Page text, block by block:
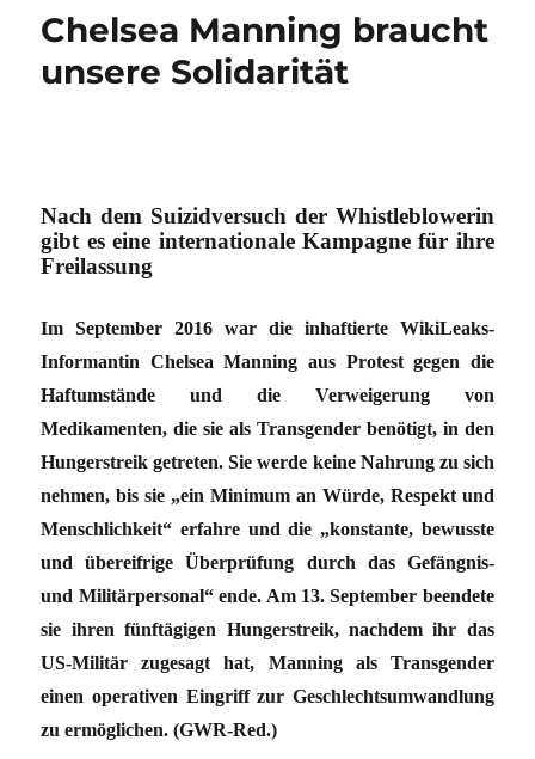
Chelsea Manning braucht
unsere Solidarität
Nach dem Suizidversuch der Whistleblowerin
gibt es eine internationale Kampagne für ihre
Freilassung
Im September 2016 war die inhaftierte WikiLeaks-
Informantin Chelsea Manning aus Protest gegen die
Haftumstände und die Verweigerung von
Medikamenten, die sie als Transgender benötigt, in den
Hungerstreik getreten. Sie werde keine Nahrung zu sich
nehmen, bis sie „ein Minimum an Würde, Respekt und
Menschlichkeit“ erfahre und die „konstante, bewusste
und übereifrige Überprüfung durch das Gefängnis-
und Militärpersonal“ ende. Am 13. September beendete
sie ihren fünftägigen Hungerstreik, nachdem ihr das
US-Militär zugesagt hat, Manning als Transgender
einen operativen Eingriff zur Geschlechtsumwandlung
zu ermöglichen. (GWR-Red.)